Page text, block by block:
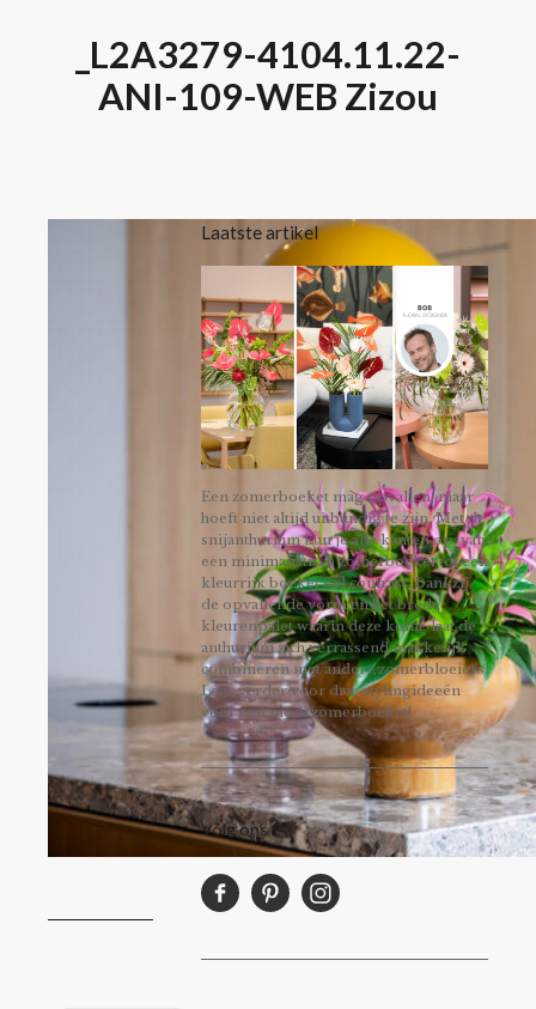
_L2A3279-4104.11.22-
ANI-109-WEB Zizou
Laatste artikel
Een zomerboeket mag opvallen, maar
hoeft niet altijd uitbundig te zijn. Met de
snijanthurium kun je alle kanten op: van
een minimalistisch zomerboeket tot een
kleurrijk boeket vol contrast. Dankzij
de opvallende vorm en het brede
kleurenpalet waarin deze komt, laat de
anthurium zich verrassend makkelijk
combineren met andere zomerbloeiers.
Lees verder voor drie stylingideeën
voor een mooi zomerboeket!
Volg ons